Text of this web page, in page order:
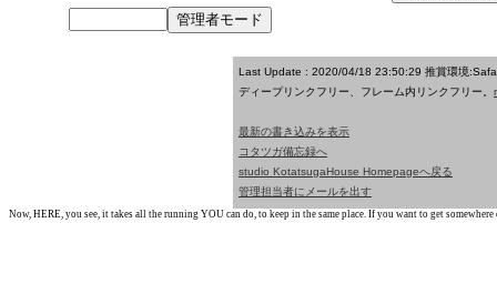
Last Update : 2020/04/18 23:50:29 推賞環境
ディープリンクフリー、フレーム内リンクフリー。
最新の書き込みを表示
コタツガ備忘録へ
studio KotatsugaHouse Homepageへ戻る
管理担当者にメールを出す
Now, HERE, you see, it takes all the running YOU can do, to keep in the same place. If you want to get